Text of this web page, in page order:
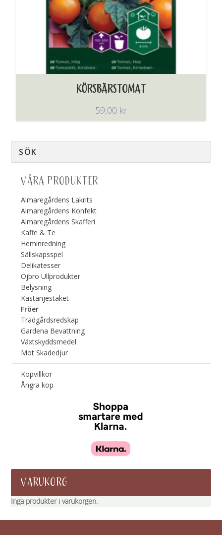
KÖRSBÄRSTOMAT
59,00 kr
VÅRA PRODUKTER
Almaregårdens Lakrits
Almaregårdens Konfekt
Almaregårdens Skafferi
Kaffe & Te
Heminredning
Sällskapsspel
Delikatesser
Öjbro Ullprodukter
Belysning
Kastanjestaket
Fröer
Trädgårdsredskap
Gardena Bevattning
Växtskyddsmedel
Mot Skadedjur
Köpvillkor
Ångra köp
VARUKORG
Inga produkter i varukorgen.